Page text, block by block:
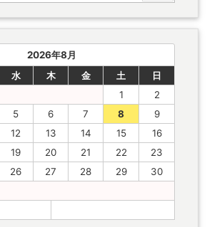
2026年8月
水 木 金 土
日
1
2
5 6 7 8
9
12 13 14 15
16
19 20 21 22
23
26 27 28 29
30